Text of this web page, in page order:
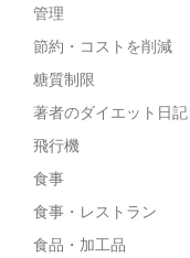
管理
節約・コストを削減
糖質制限
著者のダイエット日記
飛行機
食事
食事・レストラン
食品・加工品